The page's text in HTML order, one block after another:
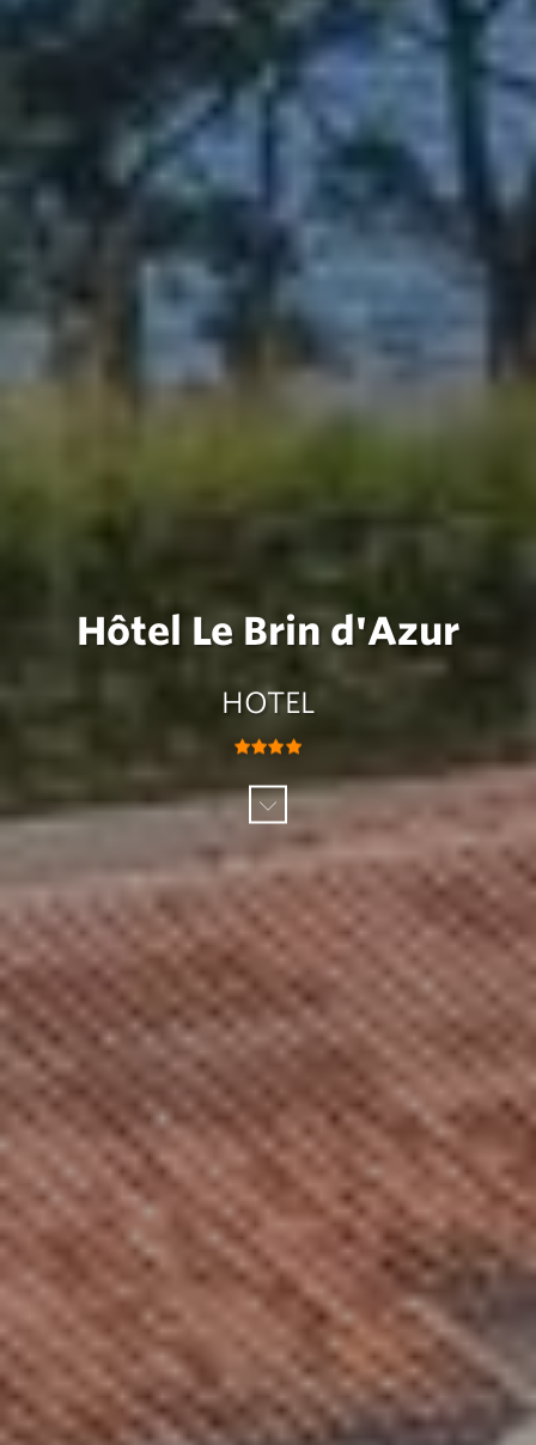
Hôtel Le Brin d'Azur
HOTEL